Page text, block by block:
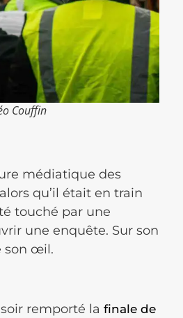
Couffin
médiatique des
qu’il était en train
touché par une
une enquête. Sur son
son œil.
remporté la finale de